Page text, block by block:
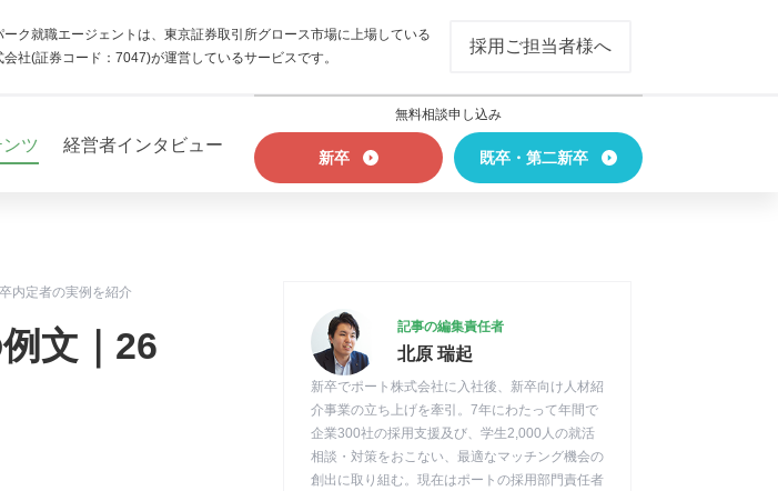
ーク就職エージェントは、東京証券取引所グロース市場に上場している
社(証券コード：7047)が運営しているサービスです。
採用ご担当者様へ
ツ 経営者インタビュー
無料相談申し込み
新卒 既卒・第二新卒
内定者の実例を紹介
文｜26
記事の編集責任者
北原 瑞起
新卒でポート株式会社に入社後、新卒向け人材紹
介事業の立ち上げを牽引。7年にわたって年間で
企業300社の採用支援及び、学生2,000人の就活
相談・対策をおこない、最適なマッチング機会の
創出に取り組む。現在はポートの採用部門責任者